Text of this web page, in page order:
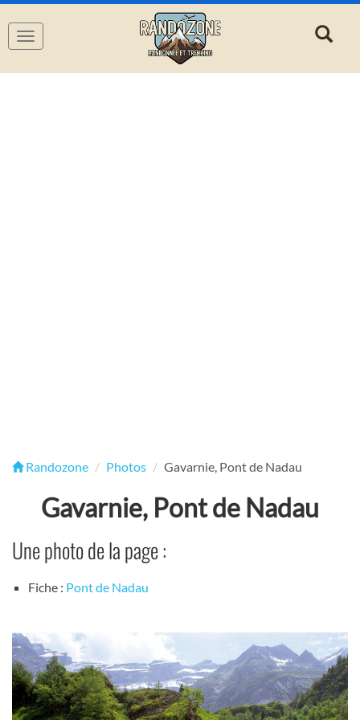
Navigation
Randozone Photos Gavarnie, Pont de Nadau
Gavarnie, Pont de Nadau
Une photo de la page :
Fiche : Pont de Nadau